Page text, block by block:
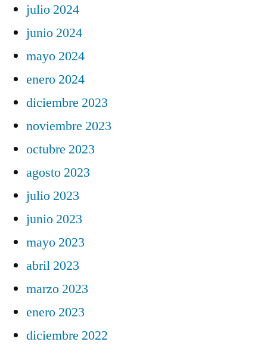
julio 2024
junio 2024
mayo 2024
enero 2024
diciembre 2023
noviembre 2023
octubre 2023
agosto 2023
julio 2023
junio 2023
mayo 2023
abril 2023
marzo 2023
enero 2023
diciembre 2022